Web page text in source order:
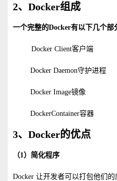
2、Docker组成
一个完整的Docker有以下几个部
Docker Client客户端
Docker Daemon守护进程
Docker Image镜像
DockerContainer容器
3、Docker的优点
（1）简化程序
Docker 让开发者可以打包他们